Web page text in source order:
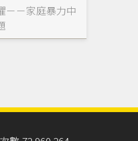
－－家庭暴力中